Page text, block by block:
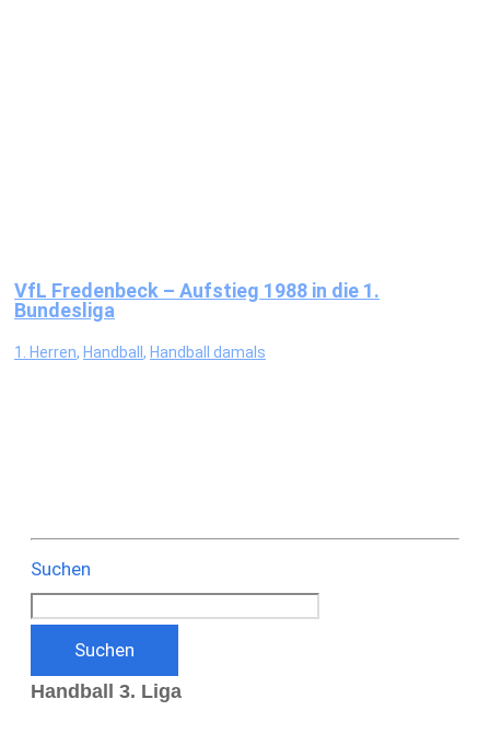
VfL Fredenbeck – Aufstieg 1988 in die 1.
Bundesliga
1. Herren, Handball, Handball damals
Suchen
Suchen
Handball 3. Liga